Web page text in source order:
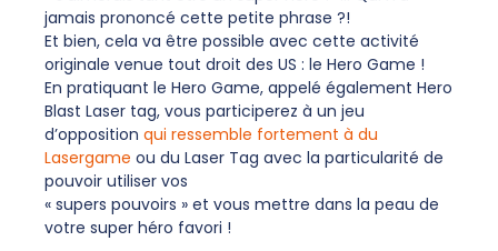
jamais prononcé cette petite phrase ?!
Et bien, cela va être possible avec cette activité
originale venue tout droit des US : le Hero Game !
En pratiquant le Hero Game, appelé également Hero
Blast Laser tag, vous participerez à un jeu
d’opposition qui ressemble fortement à du
Lasergame ou du Laser Tag avec la particularité de
pouvoir utiliser vos
« supers pouvoirs » et vous mettre dans la peau de
votre super héro favori !